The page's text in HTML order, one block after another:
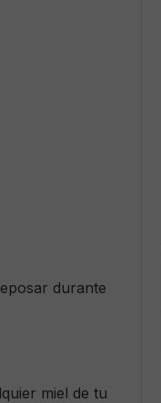
durante
miel de tu